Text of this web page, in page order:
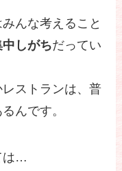
んな考えること
しがちだってい
ストランは、普
んです。
は…